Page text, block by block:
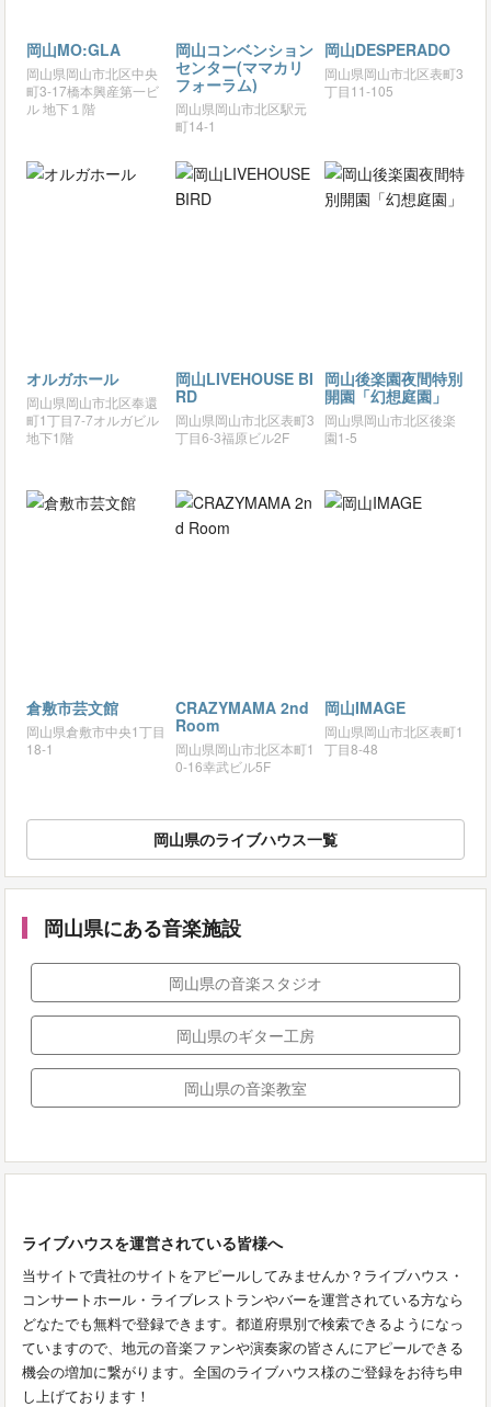
岡山MO:GLA
岡山県岡山市北区中央
町3-17橋本興産第一ビ
ル 地下１階
岡山コンベンション
センター(ママカリ
フォーラム)
岡山県岡山市北区駅元
町14-1
岡山DESPERADO
岡山県岡山市北区表町3
丁目11-105
オルガホール
岡山県岡山市北区奉還
町1丁目7-7オルガビル
地下1階
岡山LIVEHOUSE BI
RD
岡山県岡山市北区表町3
丁目6-3福原ビル2F
岡山後楽園夜間特別
開園「幻想庭園」
岡山県岡山市北区後楽
園1-5
倉敷市芸文館
岡山県倉敷市中央1丁目
18-1
CRAZYMAMA 2nd
Room
岡山県岡山市北区本町1
0-16幸武ビル5F
岡山IMAGE
岡山県岡山市北区表町1
丁目8-48
岡山県のライブハウス一覧
岡山県にある音楽施設
岡山県の音楽スタジオ
岡山県のギター工房
岡山県の音楽教室
ライブハウスを運営されている皆様へ
当サイトで貴社のサイトをアピールしてみませんか？ライブハウス・
コンサートホール・ライブレストランやバーを運営されている方なら
どなたでも無料で登録できます。都道府県別で検索できるようになっ
ていますので、地元の音楽ファンや演奏家の皆さんにアピールできる
機会の増加に繋がります。全国のライブハウス様のご登録をお待ち申
し上げております！